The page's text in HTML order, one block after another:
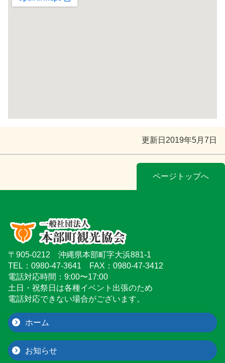
更新日 2019年5月7日
ページトップへ
〒905-0212 沖縄県本部町字大浜881-1
TEL：0980-47-3641 FAX：0980-47-3412
電話対応時間：9:00〜17:00
土日・祝祭日は各種イベント出張のため
電話対応できない場合がございます。
ホーム
お知らせ